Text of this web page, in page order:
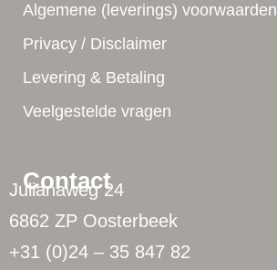
Contact
Julianaweg 24
6862 ZP Oosterbeek
+31 (0)24 – 35 847 82
Algemene (leverings) voorwaarden
Privacy / Disclaimer
Levering & Betaling
Veelgestelde vragen